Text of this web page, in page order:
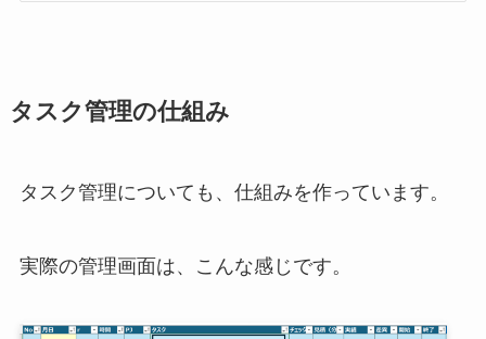
タスク管理の仕組み
タスク管理についても、仕組みを作っています。
実際の管理画面は、こんな感じです。